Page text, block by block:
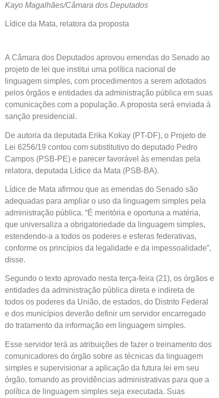
Kayo Magalhães/Câmara dos Deputados
Lídice da Mata, relatora da proposta
A Câmara dos Deputados aprovou emendas do Senado ao
projeto de lei que institui uma política nacional de
linguagem simples, com procedimentos a serem adotados
pelos órgãos e entidades da administração pública em suas
comunicações com a população. A proposta será enviada à
sanção presidencial.
De autoria da deputada Erika Kokay (PT-DF), o Projeto de
Lei 6256/19 contou com substitutivo do deputado Pedro
Campos (PSB-PE) e parecer favorável às emendas pela
relatora, deputada Lídice da Mata (PSB-BA).
Lídice de Mata afirmou que as emendas do Senado são
adequadas para ampliar o uso da linguagem simples pela
administração pública. “É meritória e oportuna a matéria,
que universaliza a obrigatoriedade da linguagem simples,
estendendo-a a todos os poderes e esferas federativas,
conforme os princípios da legalidade e da impessoalidade”,
disse.
Segundo o texto aprovado nesta terça-feira (21), os órgãos e
entidades da administração pública direta e indireta de
todos os poderes da União, de estados, do Distrito Federal
e dos municípios deverão definir um servidor encarregado
do tratamento da informação em linguagem simples.
Esse servidor terá as atribuições de fazer o treinamento dos
comunicadores do órgão sobre as técnicas da linguagem
simples e supervisionar a aplicação da futura lei em seu
órgão, tomando as providências administrativas para que a
política de linguagem simples seja executada. Suas